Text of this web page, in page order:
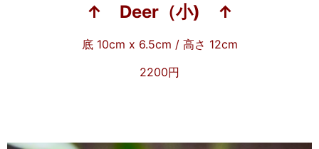
↑ Deer（小) ↑
底 10cm x 6.5cm / 高さ 12cm
2200円